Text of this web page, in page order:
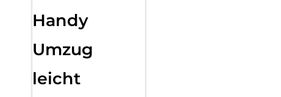
Handy
Umzug
leicht